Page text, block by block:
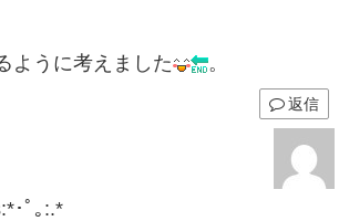
ように考えました
。
返信
･ﾟ｡:.*